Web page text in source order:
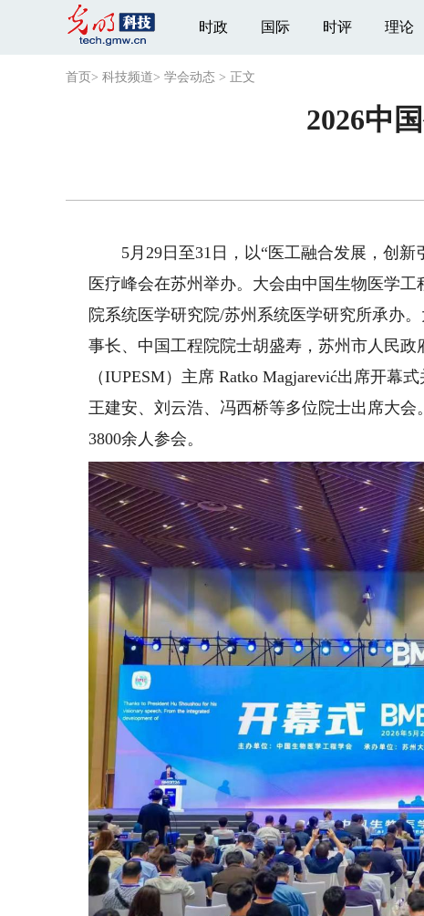
时政 国际 时评 理论
首页 > 科技频道> 学会动态 > 正文
2026中
5月29日至31日，以“医工融合发展，创新
医疗峰会在苏州举办。大会由中国生物医学
院系统医学研究院/苏州系统医学研究所承办。
事长、中国工程院院士胡盛寿，苏州市人民
（IUPESM）主席 Ratko Magjarević出席开幕
王建安、刘云浩、冯西桥等多位院士出席大
3800余人参会。